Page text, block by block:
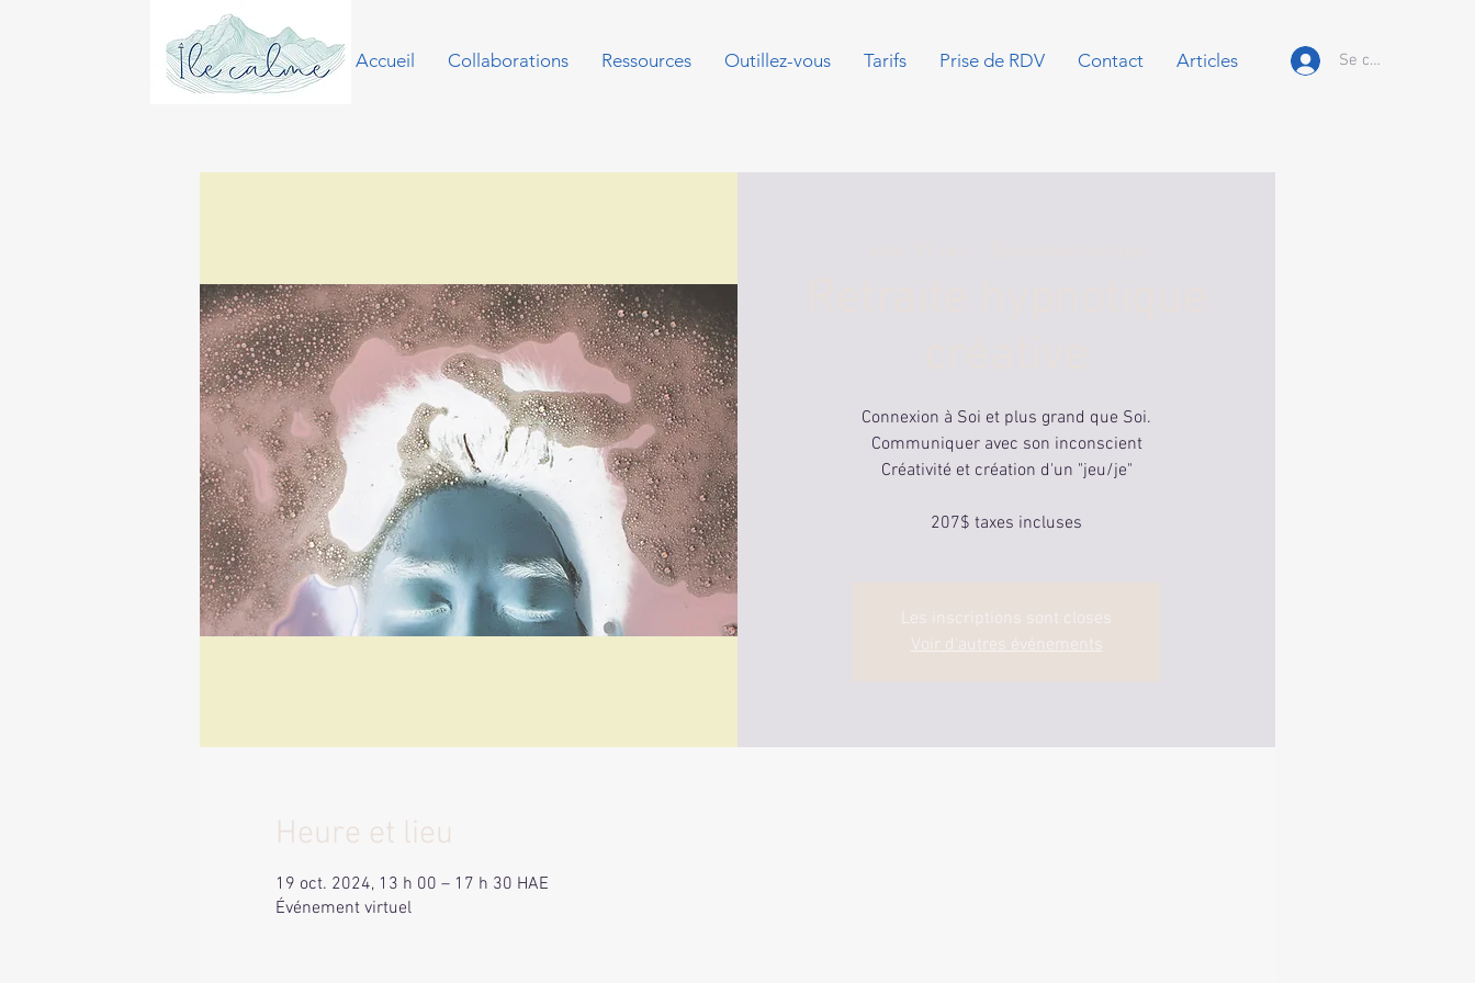
Accueil Collaborations Ressources Outillez-vous Tarifs Prise de RDV Contact Articles Se connecter
Connexion à Soi et plus grand que Soi.
Communiquer avec son inconscient
Créativité et création d'un "jeu/je"
207$ taxes incluses
Les inscriptions sont closes
Voir d'autres événements
Heure et lieu
19 oct. 2024, 13 h 00 – 17 h 30 HAE
Événement virtuel